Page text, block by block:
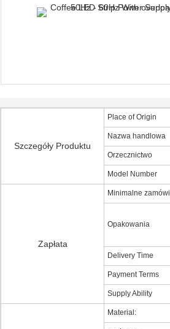
Szczegóły Produktu
Place of Origin
Nazwa handlowa
Orzecznictwo
Model Number
Zapłata
Minimalne
Opakowania
Delivery Time
Payment Terms
Supply Ability
Material: